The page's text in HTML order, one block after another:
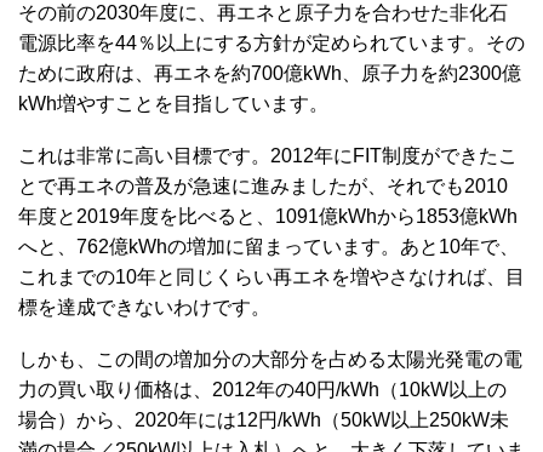
その前の2030年度に、再エネと原子力を合わせた非化石
電源比率を44％以上にする方針が定められています。その
ために政府は、再エネを約700億kWh、原子力を約2300億
kWh増やすことを目指しています。
これは非常に高い目標です。2012年にFIT制度ができたこ
とで再エネの普及が急速に進みましたが、それでも2010
年度と2019年度を比べると、1091億kWhから1853億kWh
へと、762億kWhの増加に留まっています。あと10年で、
これまでの10年と同じくらい再エネを増やさなければ、目
標を達成できないわけです。
しかも、この間の増加分の大部分を占める太陽光発電の電
力の買い取り価格は、2012年の40円/kWh（10kW以上の
場合）から、2020年には12円/kWh（50kW以上250kW未